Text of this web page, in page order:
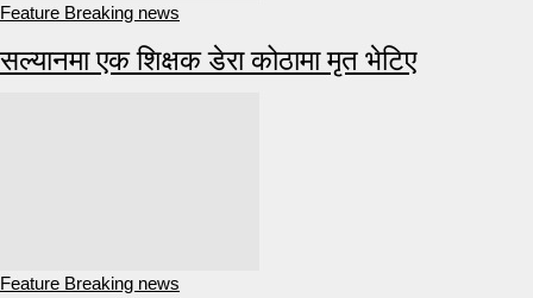
Feature Breaking news
सल्यानमा एक शिक्षक डेरा कोठामा मृत भेटिए
Feature Breaking news